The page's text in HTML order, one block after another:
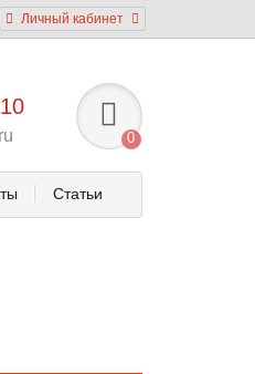
Личный кабинет
0
Статьи